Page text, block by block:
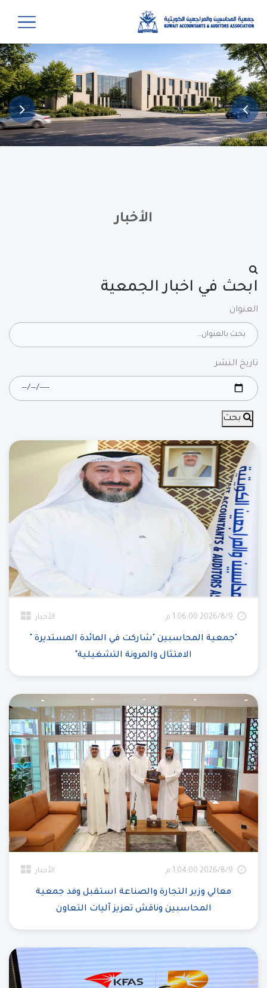
الأخبار
ابحث في اخبار الجمعية
العنوان
تاريخ النشر
بحث
9‏‏/8‏‏/2026 1:06:00 م الأخبار
"جمعية المحاسبين "شاركت في المائدة المستديرة "
الامتثال والمرونة التشغيلية"
9‏‏/8‏‏/2026 1:04:00 م الأخبار
معالي وزير التجارة والصناعة استقبل وفد جمعية
المحاسبين وناقش تعزيز آليات التعاون